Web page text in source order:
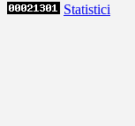
Statistici